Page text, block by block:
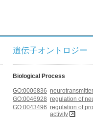
遺伝子オントロジー
Biological Process
GO:0006836
GO:0046928 regulation of
GO:0043496 regulation of
activity